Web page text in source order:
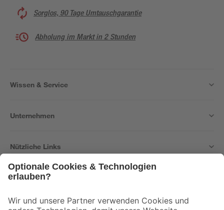
Sorglos, 90 Tage Umtauschgarantie
Abholung im Markt in 2 Stunden
Wissen & Service
Unternehmen
Nützliche Links
Der toom Newsletter: Keine Angebote und Aktionen mehr verpassen!